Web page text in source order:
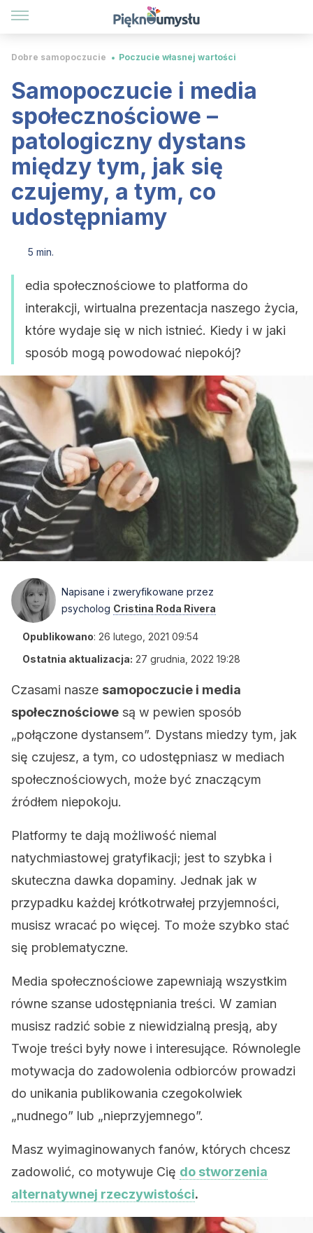
Dobre samopoczucie Poczucie własnej wartości
Samopoczucie i media
społecznościowe –
patologiczny dystans
między tym, jak się
czujemy, a tym, co
udostępniamy
5 min.
edia społecznościowe to platforma do
interakcji, wirtualna prezentacja naszego życia,
które wydaje się w nich istnieć. Kiedy i w jaki
sposób mogą powodować niepokój?
Napisane i zweryfikowane przez
psycholog Cristina Roda Rivera
Opublikowano: 26 lutego, 2021 09:54
Ostatnia aktualizacja: 27 grudnia, 2022 19:28
Czasami nasze samopoczucie i media
społecznościowe są w pewien sposób
„połączone dystansem”. Dystans miedzy tym, jak
się czujesz, a tym, co udostępniasz w mediach
społecznościowych, może być znaczącym
źródłem niepokoju.
Platformy te dają możliwość niemal
natychmiastowej gratyfikacji; jest to szybka i
skuteczna dawka dopaminy. Jednak jak w
przypadku każdej krótkotrwałej przyjemności,
musisz wracać po więcej. To może szybko stać
się problematyczne.
Media społecznościowe zapewniają wszystkim
równe szanse udostępniania treści. W zamian
musisz radzić sobie z niewidzialną presją, aby
Twoje treści były nowe i interesujące. Równolegle
motywacja do zadowolenia odbiorców prowadzi
do unikania publikowania czegokolwiek
„nudnego” lub „nieprzyjemnego”.
Masz wyimaginowanych fanów, których chcesz
zadowolić, co motywuje Cię do stworzenia
alternatywnej rzeczywistości.